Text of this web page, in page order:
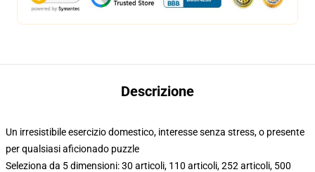
Descrizione
Un irresistibile esercizio domestico, interesse senza stress, o presente
per qualsiasi aficionado puzzle
Seleziona da 5 dimensioni: 30 articoli, 110 articoli, 252 articoli, 500